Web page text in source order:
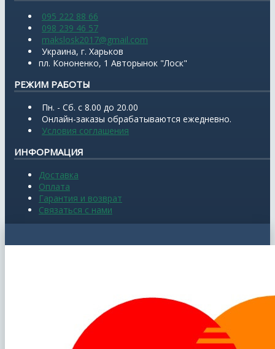
095 222 88 66
098 239 46 57
makslosk2017@gmail.com
Украина, г. Харьков
пл. Кононенко, 1 Авторынок "Лоск"
РЕЖИМ РАБОТЫ
Пн. - Сб. с 8.00 до 20.00
Онлайн-заказы обрабатываются ежедневно.
Условия соглашения
ИНФОРМАЦИЯ
Доставка
Оплата
Гарантия и возврат
Связаться с нами